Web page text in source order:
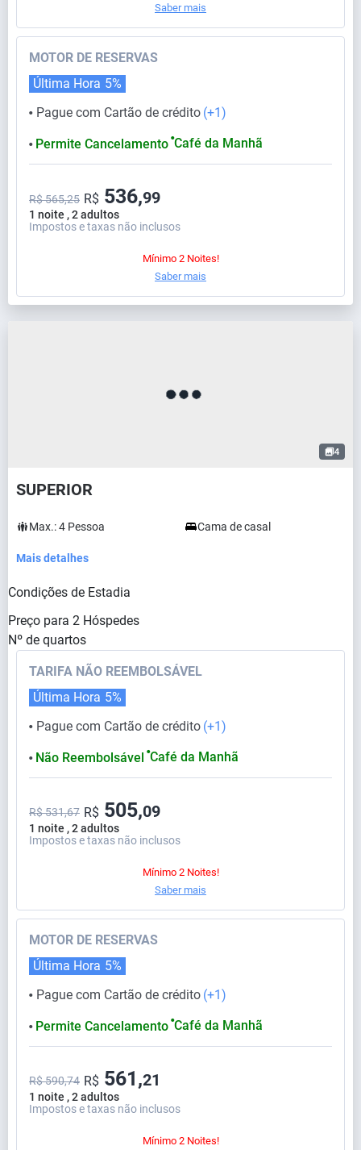
Saber mais
MOTOR DE RESERVAS
⬤ Pague com Cartão de crédito (+1)
Última Hora 5%
⬤ Permite Cancelamento ⬤Café da Manhã
1 noite , 2 adultos
R$ 565,25 R$ 536,99
Impostos e taxas não inclusos
Mínimo 2 Noites!
Saber mais
4
SUPERIOR
Max.:4 Pessoa Cama de casal
Mais detalhes
Condições de Estadia
Preço para 2 Hóspedes
Nº de quartos
TARIFA NÃO REEMBOLSÁVEL
⬤ Pague com Cartão de crédito (+1)
Última Hora 5%
⬤ Não Reembolsável ⬤Café da Manhã
1 noite , 2 adultos
R$ 531,67 R$ 505,09
Impostos e taxas não inclusos
Mínimo 2 Noites!
Saber mais
MOTOR DE RESERVAS
⬤ Pague com Cartão de crédito (+1)
Última Hora 5%
⬤ Permite Cancelamento ⬤Café da Manhã
1 noite , 2 adultos
R$ 590,74 R$ 561,21
Impostos e taxas não inclusos
Mínimo 2 Noites!